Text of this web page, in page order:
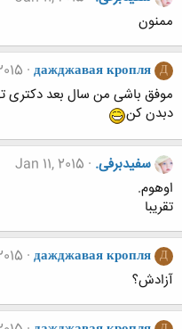
ممنون
Д
дажджавая кропля
موفق باشی من سال بعد دکتری
دبدن کن
سفیدبرفی. Jan 11, 2015
اوهوم.
تقریبا
Д
дажджавая кропля
آزادش؟